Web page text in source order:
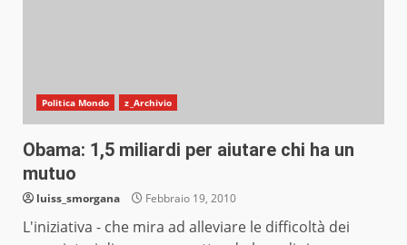
Politica Mondo z_Archivio
Obama: 1,5 miliardi per aiutare chi ha un
mutuo
luiss_smorgana Febbraio 19, 2010
L'iniziativa - che mira ad alleviare le difficoltà dei